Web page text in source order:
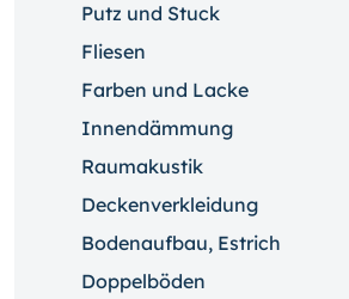
Putz und Stuck
Fliesen
Farben und Lacke
Innendämmung
Raumakustik
Deckenverkleidung
Bodenaufbau, Estrich
Doppelböden